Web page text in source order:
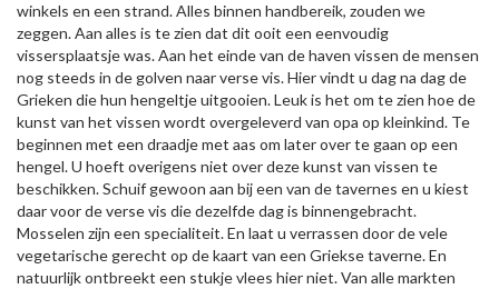
winkels en een strand. Alles binnen handbereik, zouden we
zeggen. Aan alles is te zien dat dit ooit een eenvoudig
vissersplaatsje was. Aan het einde van de haven vissen de mensen
nog steeds in de golven naar verse vis. Hier vindt u dag na dag de
Grieken die hun hengeltje uitgooien. Leuk is het om te zien hoe de
kunst van het vissen wordt overgeleverd van opa op kleinkind. Te
beginnen met een draadje met aas om later over te gaan op een
hengel. U hoeft overigens niet over deze kunst van vissen te
beschikken. Schuif gewoon aan bij een van de tavernes en u kiest
daar voor de verse vis die dezelfde dag is binnengebracht.
Mosselen zijn een specialiteit. En laat u verrassen door de vele
vegetarische gerecht op de kaart van een Griekse taverne. En
natuurlijk ontbreekt een stukje vlees hier niet. Van alle markten